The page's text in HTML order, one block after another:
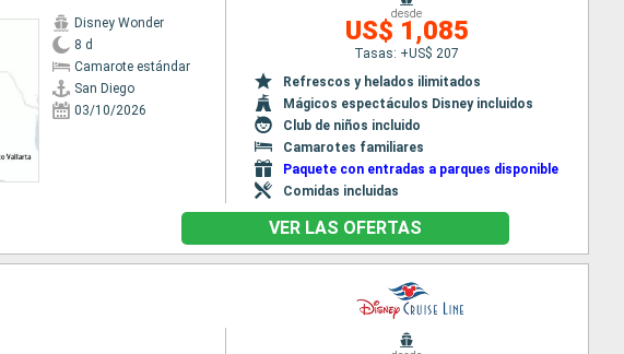
Disney Wonder
8 d
Camarote estándar
San Diego
03/10/2026
desde
US$ 1,085
Tasas: +US$ 207
Refrescos y helados ilimitados
Mágicos espectáculos Disney incluidos
Club de niños incluido
Camarotes familiares
Paquete con entradas a parques disponible
Comidas incluidas
VER LAS OFERTAS